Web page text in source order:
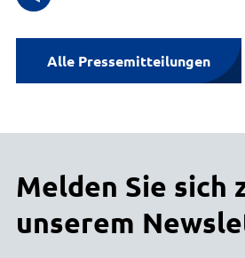
Alle Pressemitteilungen
Melden Sie sich
unserem